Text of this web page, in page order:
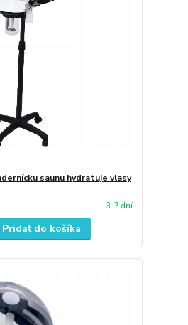
saunu hydratuje vlasy
3-7 dní
Pridať do košíka